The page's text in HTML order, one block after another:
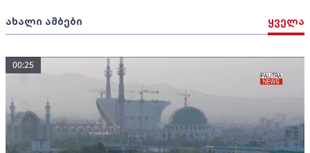
ახალი ამბები ყველა
00:25